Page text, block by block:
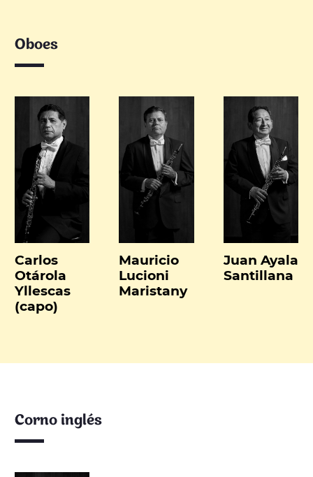
Oboes
Carlos
Otárola
Yllescas
(capo)
Mauricio
Lucioni
Maristany
Juan Ayala
Santillana
Corno inglés